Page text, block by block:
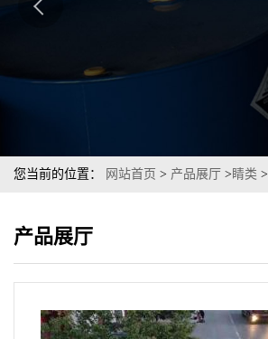
您当前的位置： 网站首页 > 产品展厅 > 睛类 >
产品展厅